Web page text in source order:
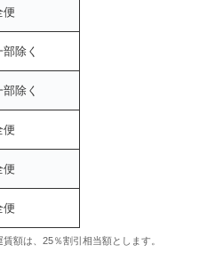
便
部除く
部除く
便
便
便
額は、25％割引相当額とします。